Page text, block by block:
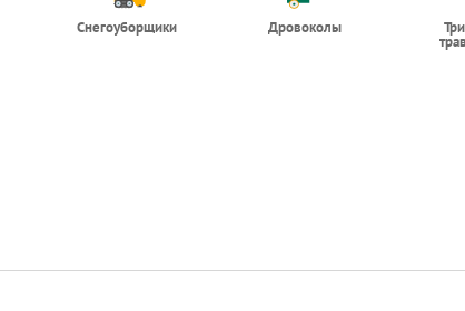
Снегоуборщики Дровоколы